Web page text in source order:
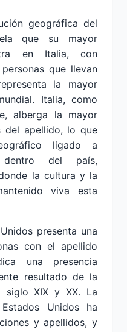
geográfica del
que su mayor
en Italia, con
que llevan
la mayor
Italia, como
alberga la mayor
del apellido, lo que
ligado a
dentro del país,
la cultura y la
viva esta
presenta una
con el apellido
una presencia
resultado de la
siglo XIX y XX. La
Unidos ha
y apellidos, y